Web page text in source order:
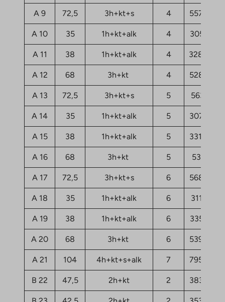
A 9 72,5 3h+kt+s 4 55758,78
A 10 35 1h+kt+alk 4 30551,66
A 11 38 1h+kt+alk 4 32864,98
A 12 68 3h+kt 4 52807,32
A 13 72,5 3h+kt+s 5 56317,17
A 14 35 1h+kt+alk 5 30790,97
A 15 38 1h+kt+alk 5 33184,05
A 16 68 3h+kt 5 53365,7
A 17 72,5 3h+kt+s 6 56875,55
A 18 35 1h+kt+alk 6 31110,05
A 19 38 1h+kt+alk 6 33503,13
A 20 68 3h+kt 6 53924,09
A 21 104 4h+kt+s+alk 7 79530,05
B 22 47,5 2h+kt 2 38369,06